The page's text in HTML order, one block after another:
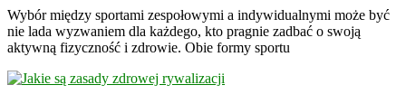
Wybór między sportami zespołowymi a indywidualnymi może być
nie lada wyzwaniem dla każdego, kto pragnie zadbać o swoją
aktywną fizyczność i zdrowie. Obie formy sportu